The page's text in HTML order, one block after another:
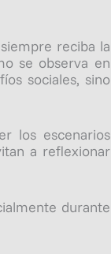
reciba la
se observa en
sociales, sino
los escenarios
a reflexionar
durante